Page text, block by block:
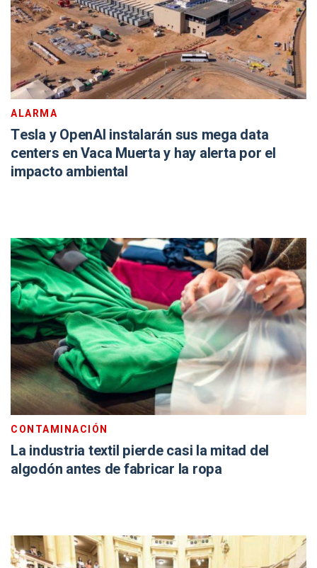
ALARMA
Tesla y OpenAI instalarán sus mega data
centers en Vaca Muerta y hay alerta por el
impacto ambiental
CONTAMINACIÓN
La industria textil pierde casi la mitad del
algodón antes de fabricar la ropa